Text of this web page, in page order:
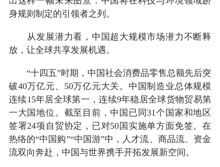
身规则制定的引领者之列。
从发展潜力看，中国超大规模市场潜力不断释
放，让全球共享发展机遇。
“十四五”时期，中国社会消费品零售总额先后突
破40万亿元、50万亿元大关。中国制造业总体规模
连续15年居全球第一，连续9年稳居全球货物贸易第
一大国地位。截至目前，中国已同31个国家和地区
签署24项自贸协定，已对50国实施单方面免签。在
热络的“中国购”“中国游”中，人才流、商品流、资金
流双向奔赴，中国与世界携手开拓发展新空间。